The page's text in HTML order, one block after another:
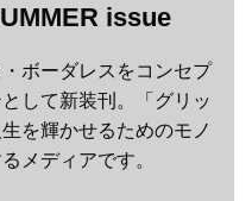
issue
ボーダレスをコンセプ
して新装刊。「グリッ
を輝かせるためのモノ
メディアです。